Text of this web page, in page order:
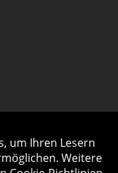
um Ihren Lesern
Weitere
widerrufen